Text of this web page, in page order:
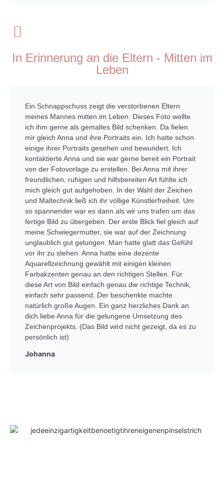
In Erinnerung an die Eltern - Mitten im
Leben
Ein Schnappschuss zeigt die verstorbenen Eltern
meines Mannes mitten im Leben. Dieses Foto wollte
ich ihm gerne als gemaltes Bild schenken. Da fielen
mir gleich Anna und ihre Portraits ein. Ich hatte schon
einige ihrer Portraits gesehen und bewundert. Ich
kontaktierte Anna und sie war gerne bereit ein Portrait
von der Fotovorlage zu erstellen. Bei Anna mit ihrer
freundlichen, ruhigen und hilfsbereiten Art fühlte ich
mich gleich gut aufgehoben. In der Wahl der Zeichen
und Maltechnik ließ ich ihr völlige Künstlerfreiheit. Um
so spannender war es dann als wir uns trafen um das
fertige Bild zu übergeben. Der erste Blick fiel gleich auf
meine Schwiegermutter, sie war auf der Zeichnung
unglaublich gut gelungen. Man hatte glatt das Gefühl
vor ihr zu stehen. Anna hatte eine dezente
Aquarellzeichnung gewählt mit einigen kleinen
Farbakzenten genau an den richtigen Stellen. Für
diese Art von Bild einfach genau die richtige Technik,
einfach sehr passend. Der beschenkte machte
natürlich große Augen. Ein ganz herzliches Dank an
dich liebe Anna für die gelungene Umsetzung des
Zeichenprojekts. (Das Bild wird nicht gezeigt, da es zu
persönlich ist)
Johanna